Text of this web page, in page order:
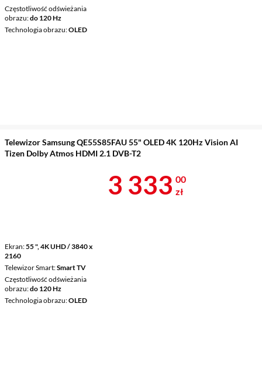
Częstotliwość odświeżania
obrazu do 120 Hz
Technologia obrazu OLED
Telewizor Samsung QE55S85FAU 55" OLED 4K 120Hz Vision AI
Tizen Dolby Atmos HDMI 2.1 DVB-T2
Ekran 55 ", 4K UHD / 3840 x
2160
Telewizor Smart Smart TV
Częstotliwość odświeżania
obrazu do 120 Hz
Technologia obrazu OLED
Cena 3 333 zł
3 333 00
zł